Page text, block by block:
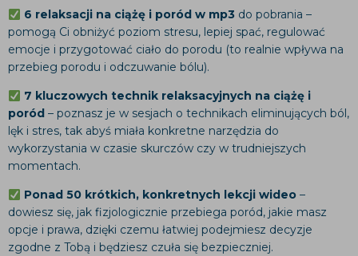
6 relaksacji na ciążę i poród w mp3do pobrania –
pomogą Ci obniżyć poziom stresu, lepiej spać, regulować
emocje i przygotować ciało do porodu (to realnie wpływa na
przebieg porodu i odczuwanie bólu).​
7 kluczowych technik relaksacyjnych na ciążę i
poród – poznasz je w sesjach o technikach eliminujących ból,
lęk i stres, tak abyś miała konkretne narzędzia do
wykorzystania w czasie skurczów czy w trudniejszych
momentach.​
Ponad 50 krótkich, konkretnych lekcji wideo–
dowiesz się, jak fizjologicznie przebiega poród, jakie masz
opcje i prawa, dzięki czemu łatwiej podejmiesz decyzje
zgodne z Tobą i będziesz czuła się bezpieczniej.​